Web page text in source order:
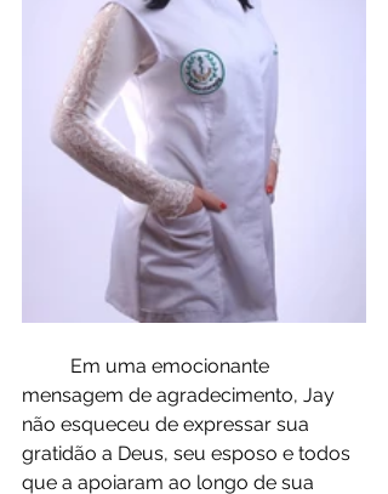
mensagem de agradecimento, Jay
não esqueceu de expressar sua
gratidão a Deus, seu esposo e todos
que a apoiaram ao longo de sua